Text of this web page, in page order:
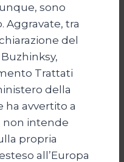
sono
Aggravate, tra
del
Trattati
della
ha avvertito a
non intende
propria
all’Europa